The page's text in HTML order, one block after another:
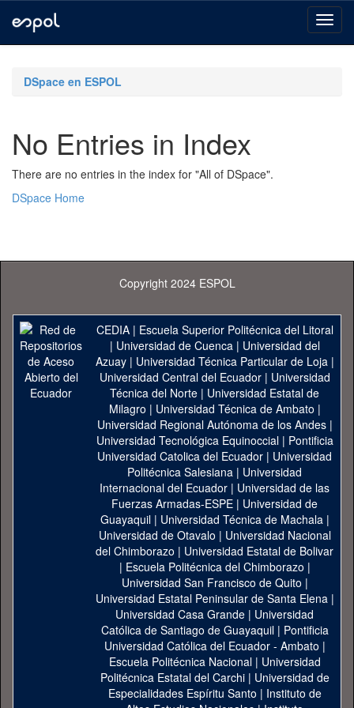
navigationDSpace en ESPOL
No Entries in Index
There are no entries in the index for "All of DSpace".
DSpace Home
Copyright 2024 ESPOL
CEDIA| Escuela Superior Politécnica del Litoral
| Universidad de Cuenca| Universidad del
Azuay| Universidad Técnica Particular de Loja|
Universidad Central del Ecuador| Universidad
Técnica del Norte | Universidad Estatal de
Milagro | Universidad Técnica de Ambato |
Universidad Regional Autónoma de los Andes|
Universidad Tecnológica Equinoccial| Pontificia
Universidad Catolica del Ecuador | Universidad
Politécnica Salesiana | Universidad
Internacional del Ecuador | Universidad de las
Fuerzas Armadas-ESPE | Universidad de
Guayaquil| Universidad Técnica de Machala|
Universidad de Otavalo | Universidad Nacional
del Chimborazo | Universidad Estatal de Bolivar
| Escuela Politécnica del Chimborazo |
Universidad San Francisco de Quito |
Universidad Estatal Peninsular de Santa Elena|
Universidad Casa Grande | Universidad
Católica de Santiago de Guayaquil| Pontificia
Universidad Católica del Ecuador - Ambato |
Escuela Politécnica Nacional| Universidad
Politécnica Estatal del Carchi| Universidad de
Especialidades Espíritu Santo | Instituto de